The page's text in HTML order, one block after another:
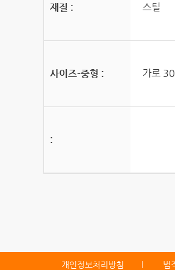
재질 : 스틸
사이즈-중형 : 가로
:
개인정보처리방침 법